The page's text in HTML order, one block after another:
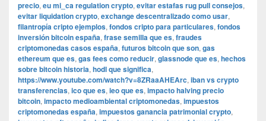
precio, eu mi_ca regulation crypto, evitar estafas rug pull consejos,
evitar liquidation crypto, exchange descentralizado como usar,
filantropía cripto ejemplos, fondos cripto para particulares, fondos
inversión bitcoin españa, frase semilla que es, fraudes
criptomonedas casos españa, futuros bitcoin que son, gas
ethereum que es, gas fees como reducir, glassnode que es, hechos
sobre bitcoin historia, hodl que significa,
https://www.youtube.com/watch?v=8ZRaaAHEArc, iban vs crypto
transferencias, ico que es, ieo que es, impacto halving precio
bitcoin, impacto medioambiental criptomonedas, impuestos
criptomonedas españa, impuestos ganancia patrimonial crypto,